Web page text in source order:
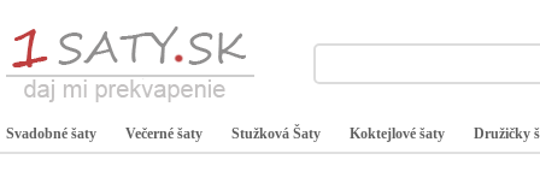
Svadobné šaty Večerné šaty Stužková Šaty Koktejlové šaty Družičky